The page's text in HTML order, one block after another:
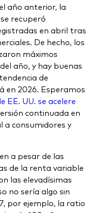
año anterior, la
recuperó
en abril tras
De hecho, los
máximos
año, y hay buenas
de
en 2026. Esperamos
EE. UU. se acelere
continuada en
a consumidores y
a pesar de las
de la renta variable
las elevadísimas
no sería algo sin
por ejemplo, la ratio